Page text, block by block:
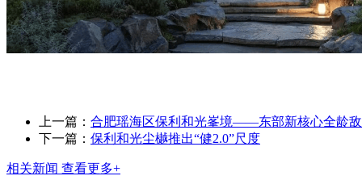
上一篇： 合肥瑶海区保利和光峯境——东部新核心全龄敌
下一篇： 保利和光尘樾推出“健2.0”尺度
相关新闻 查看更多+